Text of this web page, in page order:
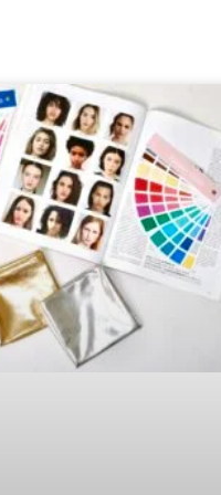
PáginaPágina
PáginaPáginaPágina